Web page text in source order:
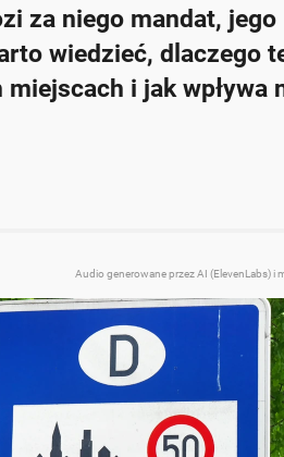
trasach.
przypadku wypadku.
kierowców.
za niego mandat, jego
wiedzieć, dlaczego
i jak wpływa
Audio generowane przez AI (ElevenLabs) i